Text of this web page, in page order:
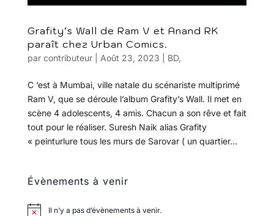
Grafity’s Wall de Ram V et Anand RK
paraît chez Urban Comics.
par contributeur| Août 23, 2023 BD,
C ‘est à Mumbai, ville natale du scénariste multiprimé
Ram V, que se déroule l’album Grafity’s Wall. Il met en
scène 4 adolescents, 4 amis. Chacun a son rêve et fait
tout pour le réaliser. Suresh Naik alias Grafity
« peinturlure tous les murs de Sarovar ( un quartier...
Évènements à venir
Il n’y a pas d’évènements à venir.